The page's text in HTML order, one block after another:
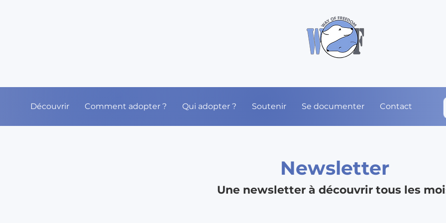
Newsletter
Une newsletter à découvrir tous les
Découvrir Comment adopter ? Qui adopter ? Soutenir Se documenter Contact